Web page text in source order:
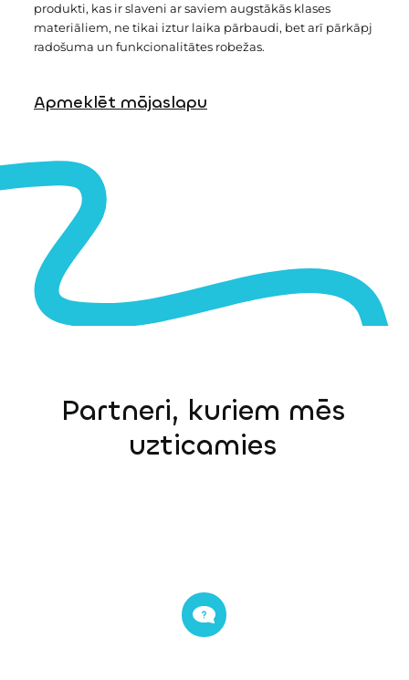
produkti, kas ir slaveni ar saviem augstākās klases
materiāliem, ne tikai iztur laika pārbaudi, bet arī pārkāpj
radošuma un funkcionalitātes robežas.
Apmeklēt mājaslapu
Partneri, kuriem mēs
uzticamies